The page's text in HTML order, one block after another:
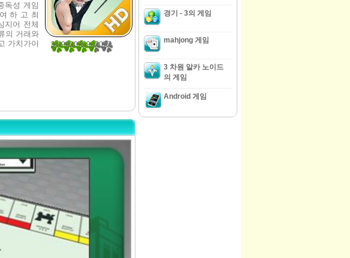
3.8923076923077
독성 게임
하 고 최
지어 전체
의 거래와
가치가이
경기 - 3의 게임
mahjong 게임
3 차원 알카 노이드
의 게임
Android 게임